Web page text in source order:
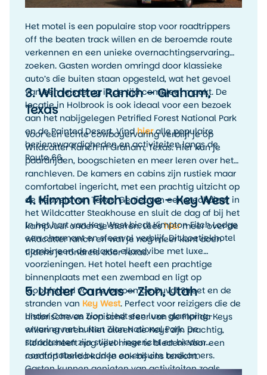
Het motel is een populaire stop voor roadtrippers
off the beaten track willen en de beroemde route
verkennen en een unieke overnachtingservaring
zoeken. Gasten worden omringd door klassieke
auto’s die buiten staan opgesteld, wat het gevoel
van een reis terug in de tijd compleet maakt. De
locatie in Holbrook is ook ideaal voor een bezoek
aan het nabijgelegen Petrified Forest National Park
en de Painted Desert. Vindhieralle populaire
bezienswaardigheden en activiteiten langs de
Route 66.
3. Wildcatter Ranch – Graham,
Texas
Voor een echte cowboyervaring verblijf je op
Wildcatter Ranch in Graham, Texas. Hier kun je
paardrijden, boogschieten en meer leren over het
ranchleven. De kamers en cabins zijn rustiek maar
comfortabel ingericht, met een prachtig uitzicht op
de heuvels van Texas. Geniet van een steakdiner in
het Wildcatter Steakhouse en sluit de dag af bij het
kampvuur onder de sterren. Leeshiermeer over de
wildcatter ranch en wat je nog meer kunt doen
tijdens je rondreis door Texas.
4. Kimpton Fitch Lodge – Key West
In het hart van Key West biedt Kimpton Fitch Lodge
een charmant en sfeervol verblijf. Dit boetiekhotel
combineert de relaxte eilandvibe met luxe
voorzieningen. Het hotel heeft een prachtige
binnenplaats met een zwembad en ligt op
loopafstand van de beroemde Duval Street en de
stranden van Key West. Perfect voor reizigers die de
historische en tropische sfeer van de Florida Keys
willen ervaren. Niet alleen de Keys zijn prachtig,
Florida heeft nog veel meer te bieden! Voor een
roadtrip Florida kun je ook bij ons terecht.
5. Under Canvas – Zion, Utah
Under Canvas Zion biedt een luxe glamping-
ervaring net buiten Zion National Park. De
safaritenten zijn stijlvol ingericht en bieden
comfortabele bedden en ensuite badkamers.
Gasten kunnen genieten van activiteiten zoals